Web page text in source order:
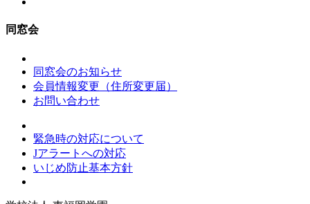
同窓会
同窓会のお知らせ
会員情報変更（住所変更届）
お問い合わせ
緊急時の対応について
Jアラートへの対応
いじめ防止基本方針